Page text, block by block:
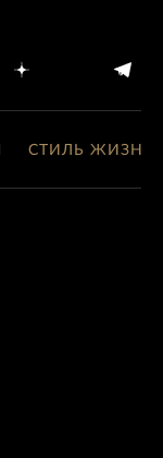
СТИЛЬ ЖИЗНИ